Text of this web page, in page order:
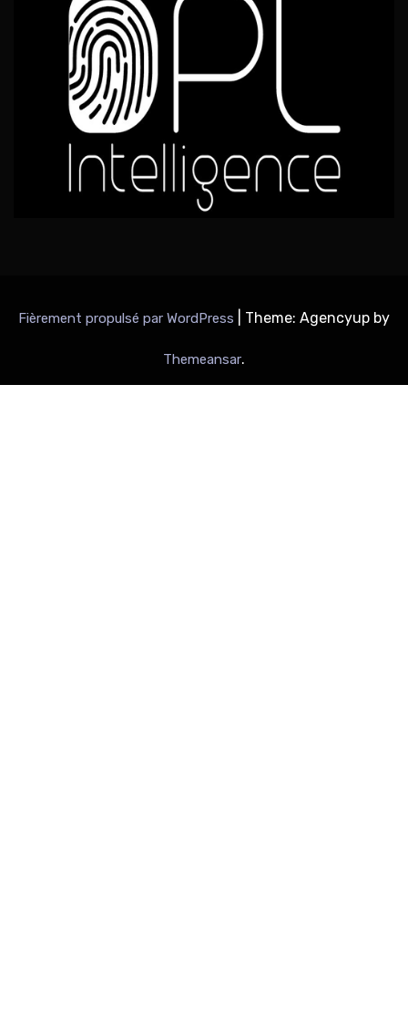
Fièrement propulsé par WordPress Theme: Agencyup by
Themeansar.